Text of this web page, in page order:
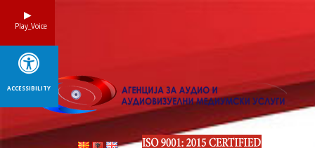
Play_Voice
ACCESSIBILITY